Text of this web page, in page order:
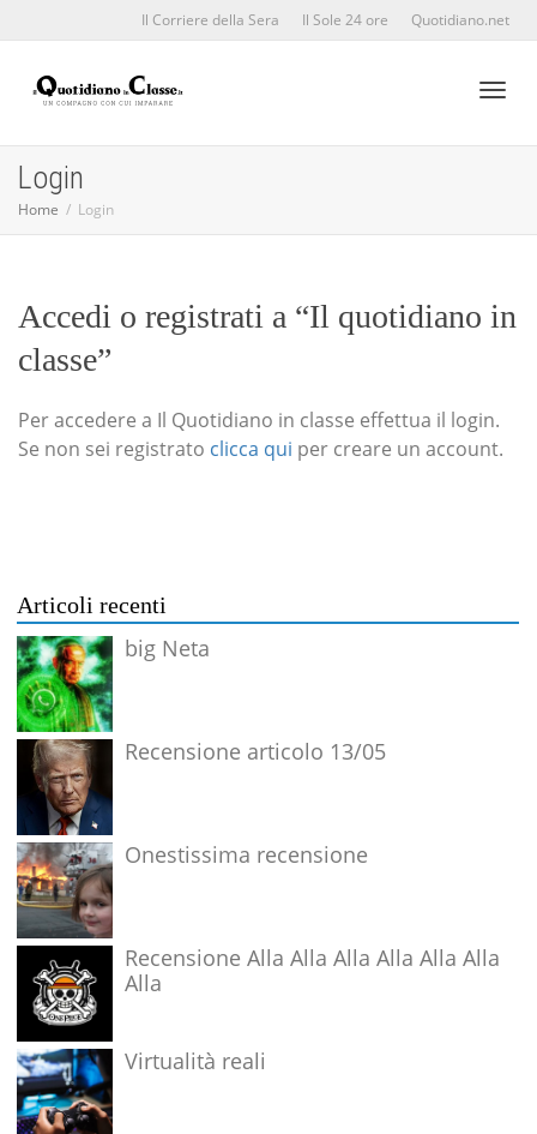
Il Corriere della Sera Il Sole 24 ore Quotidiano.net
Login
Home Login
Accedi o registrati a “Il quotidiano in
classe”
Per accedere a Il Quotidiano in classe effettua il login.
Se non sei registrato clicca qui per creare un account.
Articoli recenti
big Neta
Recensione articolo 13/05
Onestissima recensione
Recensione Alla Alla Alla Alla Alla Alla
Alla
Virtualità reali